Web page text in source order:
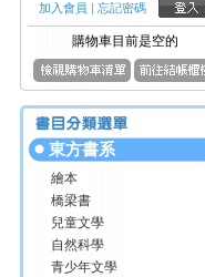
加入會員 |忘記密碼
購物車目前是空的
東方書系
繪本
橋梁書
兒童文學
自然科學
青少年文學